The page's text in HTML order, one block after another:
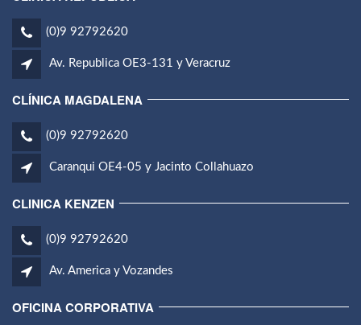
(0)9 92792620
Av. Republica OE3-131 y Veracruz
CLÍNICA MAGDALENA
(0)9 92792620
Caranqui OE4-05 y Jacinto Collahuazo
CLINICA KENZEN
(0)9 92792620
Av. America y Vozandes
OFICINA CORPORATIVA